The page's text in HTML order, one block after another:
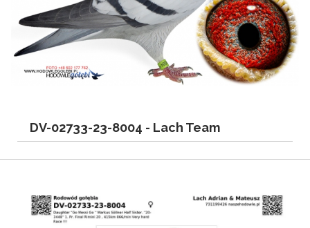
DV-02733-23-8004 - Lach Team